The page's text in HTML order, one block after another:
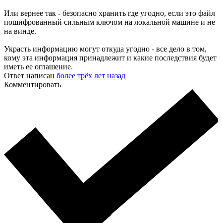
Или вернее так - безопасно хранить где угодно, если это файл
пошифрованный сильным ключом на локальной машине и не
на винде.
Украсть информацию могут откуда угодно - все дело в том,
кому эта информация принадлежит и какие последствия будет
иметь ее оглашение.
Ответ написан более трёх лет назад
Комментировать